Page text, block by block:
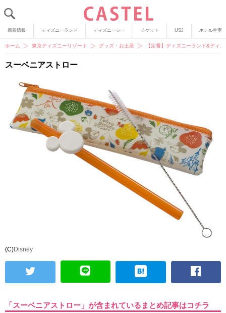
新着情報 ディズニーランド ディズニーシー チケット USJ ホテル空室
ホーム 東京ディズニーリゾート グッズ・お土産 【定番】ディズニーランド&ディ
スーベニアストロー
(C)Disney
「スーベニアストロー」が含まれているまとめ記事はコチラ